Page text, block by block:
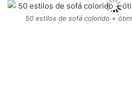
50 estilos de sofá colorido +